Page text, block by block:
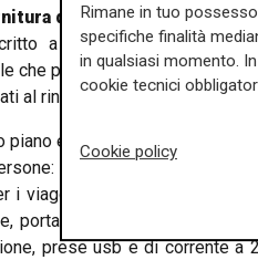
di 100 nuovi treni
a novembre 2019 da
che prevede investimenti per
al rinnovo della flotta.
ed alta capacità che
160 km/h di velocità
i viaggiatori nelle sedute,
portale intranet, area
prese usb e di corrente a
Rimane in tuo
specifiche finalità
in qualsiasi momento.
cookie tecnici
Cookie policy